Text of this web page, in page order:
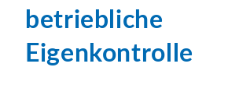
betriebliche
Eigenkontrolle